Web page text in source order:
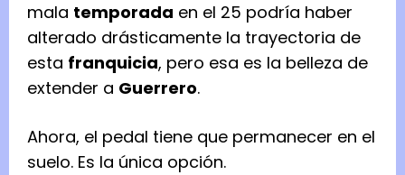
mala temporada en el 25 podría haber
alterado drásticamente la trayectoria de
esta franquicia, pero esa es la belleza de
extender a Guerrero.
Ahora, el pedal tiene que permanecer en el
suelo. Es la única opción.